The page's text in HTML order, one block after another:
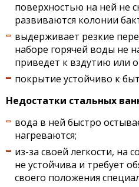
поверхностью на ней не
развиваются колонии
выдерживает резкие
наборе горячей воды не
приведет к вздутию или
покрытие устойчиво к
Недостатки стальных
вода в ней быстро
нагреваются;
из-за своей легкости, на
не устойчива и требует
своего положения